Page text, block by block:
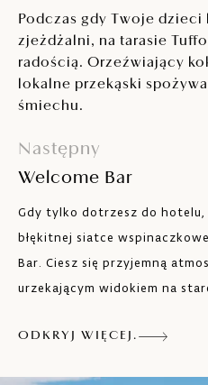
Podczas gdy Twoje
zjeżdżalni, na tarasie
radością. Orzeźwiający
lokalne przekąski
śmiechu.
Następny
Welcome Bar
Gdy tylko dotrzesz do hotelu,
błękitnej siatce
Bar. Ciesz się przyjemną
urzekającym widokiem na
ODKRYJ WIĘCEJ.